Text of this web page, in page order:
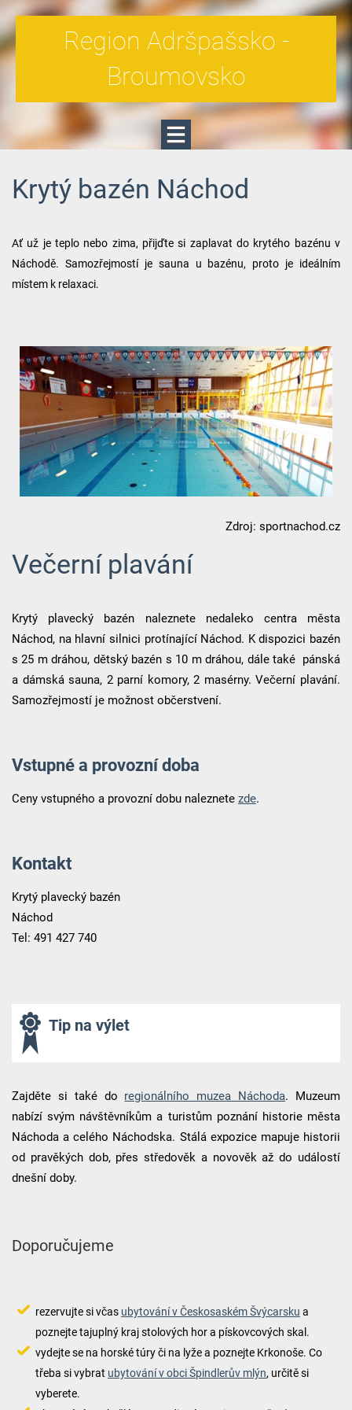
Region Adršpašsko -
Broumovsko
Krytý bazén Náchod
Ať už je teplo nebo zima, přijďte si zaplavat do krytého bazénu v
Náchodě. Samozřejmostí je sauna u bazénu, proto je ideálním
místem k relaxaci.
Zdroj: sportnachod.cz
Večerní plavání
Krytý plavecký bazén naleznete nedaleko centra města
Náchod, na hlavní silnici protínající Náchod. K dispozici bazén
s 25 m dráhou, dětský bazén s 10 m dráhou, dále také pánská
a dámská sauna, 2 parní komory, 2 masérny. Večerní plavání.
Samozřejmostí je možnost občerstvení.
Vstupné a provozní doba
Ceny vstupného a provozní dobu naleznete zde.
Kontakt
Krytý plavecký bazén
Náchod
Tel: 491 427 740
Tip na výlet
Zajděte si také do regionálního muzea Náchoda. Muzeum
nabízí svým návštěvníkům a turistům poznání historie města
Náchoda a celého Náchodska. Stálá expozice mapuje historii
od pravěkých dob, přes středověk a novověk až do událostí
dnešní doby.
Doporučujeme
rezervujte si včas ubytování v Českosaském Švýcarsku a
poznejte tajuplný kraj stolových hor a pískovcových skal.
vydejte se na horské túry či na lyže a poznejte Krkonoše. Co
třeba si vybrat ubytování v obci Špindlerův mlýn, určitě si
vyberete.